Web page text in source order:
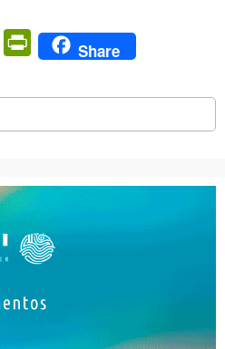
Email PrintFriendly
Share